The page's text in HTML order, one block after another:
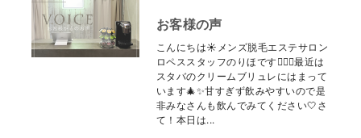
お客様の声
こんにちは☀メンズ脱毛エステサロン
ロペススタッフのりほです👩🏻‍⚕️最近は
スタバのクリームブリュレにはまって
います🎄✨甘すぎず飲みやすいので是
非みなさんも飲んでみてください🤍さ
て！本日は...